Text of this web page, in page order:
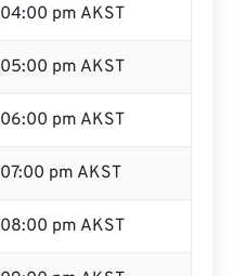
04:00 pm AKST
05:00 pm AKST
06:00 pm AKST
07:00 pm AKST
08:00 pm AKST